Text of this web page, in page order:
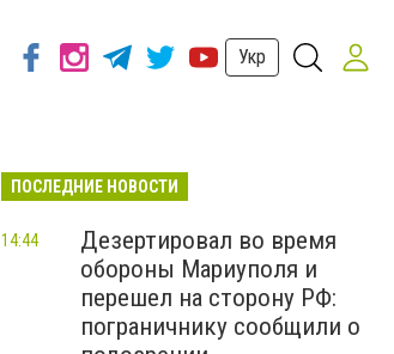
Укр
ПОСЛЕДНИЕ НОВОСТИ
Дезертировал во время
обороны Мариуполя и
перешел на сторону РФ:
пограничнику сообщили о
14:44